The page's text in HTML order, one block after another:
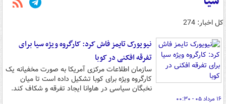
کل اخبار: 274
نیویورک تایمز فاش کرد: کارگروه ویژه سیا برای
تفرقه افکنی در کوبا
سازمان اطلاعات مرکزی آمریکا به‌ صورت مخفیانه یک
کارگروه ویژه برای کوبا تشکیل داده است تا میان
نخبگان سیاسی در هاوانا ایجاد تفرقه و شکاف کند.
۱۶ مرداد ۰۵ - ۰۰:۳۰